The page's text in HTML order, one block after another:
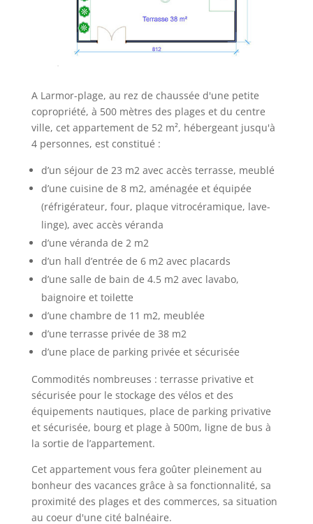
A Larmor-plage, au rez de chaussée d'une petite
copropriété, à 500 mètres des plages et du centre
ville, cet appartement de 52 m², hébergeant jusqu'à
4 personnes, est constitué :
d’un séjour de 23 m2 avec accès terrasse, meublé
d’une cuisine de 8 m2, aménagée et équipée
(réfrigérateur, four, plaque vitrocéramique, lave-
linge), avec accès véranda
d’une véranda de 2 m2
d’un hall d’entrée de 6 m2 avec placards
d’une salle de bain de 4.5 m2 avec lavabo,
baignoire et toilette
d’une chambre de 11 m2, meublée
d’une terrasse privée de 38 m2
d’une place de parking privée et sécurisée
Commodités nombreuses : terrasse privative et
sécurisée pour le stockage des vélos et des
équipements nautiques, place de parking privative
et sécurisée, bourg et plage à 500m, ligne de bus à
la sortie de l’appartement.
Cet appartement vous fera goûter pleinement au
bonheur des vacances grâce à sa fonctionnalité, sa
proximité des plages et des commerces, sa situation
au coeur d'une cité balnéaire.